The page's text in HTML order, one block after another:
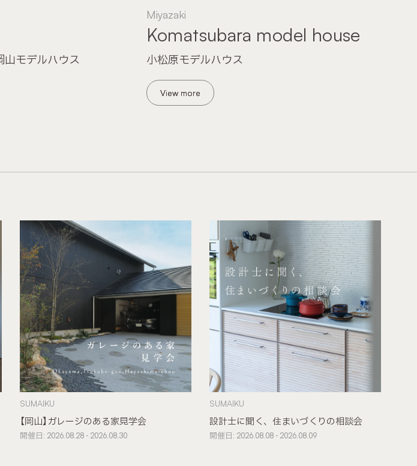
山モデルハウス
Miyazaki
小松原モデルハウス
Komatsubara model house
View more
View more
【岡山】ガレージのある家見学会
SUMAIKU
開催日: 2026.08.28 - 2026.08.30
設計士に聞く、住まいづくりの相談会
SUMAIKU
開催日: 2026.08.08 - 2026.08.09